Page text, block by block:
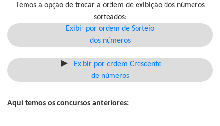
Temos a opção de trocar a ordem de exibição dos números
sorteados:
Exibir por ordem de Sorteio
dos números
Exibir por ordem Crescente
de números
Aqui temos os concursos anteriores: